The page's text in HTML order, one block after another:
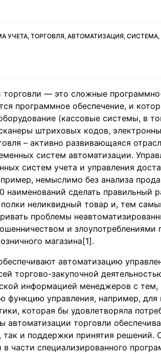
УЧЕТА, ТОРГОВЛЯ, АВТОМАТИЗАЦИЯ,
— это сложные
программное обеспечение, и
(кассовые системы, в
штриховых кодов,
– активно развивающаяся
систем автоматизации.
систем учета и управления
немыслимо без анализа
наименований сделать правильный
неликвидный товар и, тем
проблемы
и злоупотреблениями
магазина[1].
автоматизацию
торгово-закупочной
информацией менеджеров с тем,
функцию управления, например, для
которая бы удовлетворяла
автоматизации торговли
так и поддержки принятия решений.
части специализированного